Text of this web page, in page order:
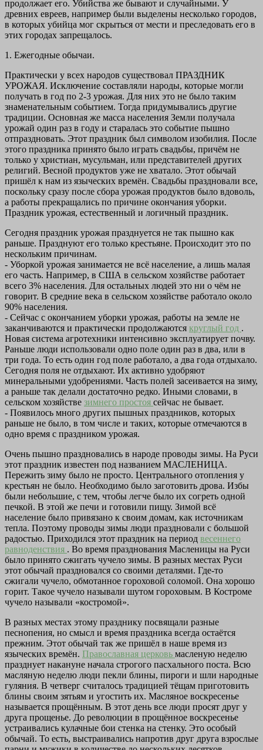
продолжает его. Убийства же бывают и случайными. У
древних евреев, например были выделены несколько городов,
в которых убийца мог скрыться от мести и преследовать его в
этих городах запрещалось.
1. Ежегодные обычаи.
Практически у всех народов существовал ПРАЗДНИК
УРОЖАЯ. Исключение составляли народы, которые могли
получать в год по 2-3 урожая. Для них это не было таким
знаменательным событием. Тогда придумывались другие
традиции. Основная же масса населения Земли получала
урожай один раз в году и старалась это событие пышно
отпраздновать. Этот праздник был символом изобилия. После
этого праздника принято было играть свадьбы, причём не
только у христиан, мусульман, или представителей других
религий. Весной продуктов уже не хватало. Этот обычай
пришёл к нам из языческих времён. Свадьбы праздновали все,
поскольку сразу после сбора урожая продуктов было вдоволь,
а работы прекращались по причине окончания уборки.
Праздник урожая, естественный и логичный праздник.
Сегодня праздник урожая празднуется не так пышно как
раньше. Празднуют его только крестьяне. Происходит это по
нескольким причинам.
- Уборкой урожая занимается не всё население, а лишь малая
его часть. Например, в США в сельском хозяйстве работает
всего 3% населения. Для остальных людей это ни о чём не
говорит. В средние века в сельском хозяйстве работало около
90% населения.
- Сейчас с окончанием уборки урожая, работы на земле не
заканчиваются и практически продолжаются круглый год .
Новая система агротехники интенсивно эксплуатирует почву.
Раньше люди использовали одно поле один раз в два, или в
три года. То есть один год поле работало, а два года отдыхало.
Сегодня поля не отдыхают. Их активно удобряют
минеральными удобрениями. Часть полей засеивается на зиму,
а раньше так делали достаточно редко. Иными словами, в
сельском хозяйстве зимнего простоя сейчас не бывает.
- Появилось много других пышных праздников, которых
раньше не было, в том числе и таких, которые отмечаются в
одно время с праздником урожая.
Очень пышно праздновались в народе проводы зимы. На Руси
этот праздник известен под названием МАСЛЕНИЦА.
Пережить зиму было не просто. Центрального отопления у
крестьян не было. Необходимо было заготовить дрова. Избы
были небольшие, с тем, чтобы легче было их согреть одной
печкой. В этой же печи и готовили пищу. Зимой всё
население было привязано к своим домам, как источникам
тепла. Поэтому проводы зимы люди праздновали с большой
радостью. Приходился этот праздник на период весеннего
равноденствия . Во время празднования Масленицы на Руси
было принято сжигать чучело зимы. В разных местах Руси
этот обычай праздновался со своими деталями. Где-то
сжигали чучело, обмотанное гороховой соломой. Она хорошо
горит. Такое чучело называли шутом гороховым. В Костроме
чучело называли «костромой».
В разных местах этому празднику посвящали разные
песнопения, но смысл и время праздника всегда остаётся
прежним. Этот обычай так же пришёл в наше время из
языческих времён. Православная церковь масленую неделю
празднует накануне начала строгого пасхального поста. Всю
масляную неделю люди пекли блины, пироги и шли народные
гуляния. В четверг считалось традицией тёщам приготовить
блины своим зятьям и угостить их. Масляное воскресенье
называется прощённым. В этот день все люди просят друг у
друга прощенье. До революции в прощённое воскресенье
устраивались кулачные бои стенка на стенку. Это особый
обычай. То есть, выстраивались напротив друг друга взрослые